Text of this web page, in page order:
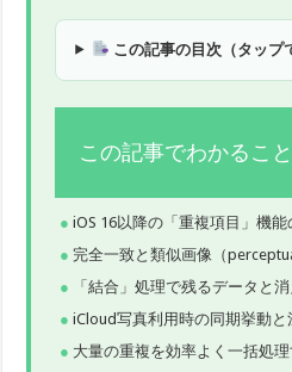
この記事の目次（タップ
この記事でわかること
iOS 16以降の「重複項目」機
完全一致と類似画像（
「結合」処理で残るデータと
iCloud写真利用時の同期挙動と
大量の重複を効率よく一括処